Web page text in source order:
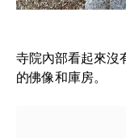
寺院內部看起來沒
的佛像和庫房。